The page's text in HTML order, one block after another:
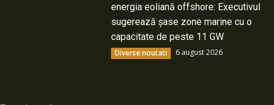
energia eoliană offshore: Executivul
sugerează șase zone marine cu o
capacitate de peste 11 GW
Diverse noutati 6 august 2026